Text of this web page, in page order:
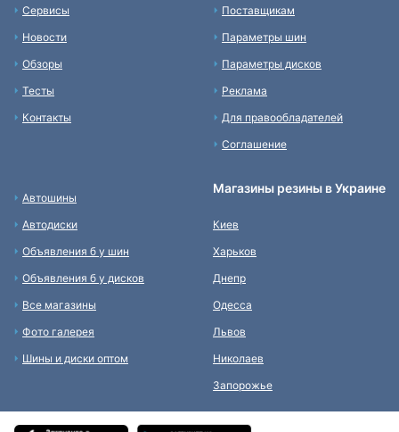
Сервисы
Новости
Обзоры
Тесты
Контакты
Поставщикам
Параметры шин
Параметры дисков
Реклама
Для правообладателей
Соглашение
Автошины
Автодиски
Объявления б у шин
Объявления б у дисков
Все магазины
Фото галерея
Шины и диски оптом
Магазины резины в Украине
Киев
Харьков
Днепр
Одесса
Львов
Николаев
Запорожье